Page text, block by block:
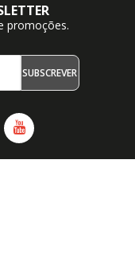
promoções.
SUBSCREVER